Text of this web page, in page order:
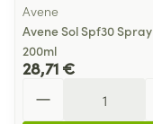
Avene
Avene Sol Spf30 Spray
200ml
28,71 €